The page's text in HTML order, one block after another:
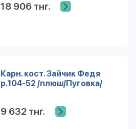
18 906 тнг.
Карн. кост. Зайчик Федя
р.104-52 /плюш/Пуговка/
9 632 тнг.